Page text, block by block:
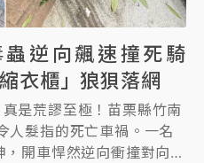
逆向飆速撞死騎
衣櫃」狼狽落網
真是荒謬至極！苗栗縣竹南
人髮指的死亡車禍。一名
開車悍然逆向衝撞對向機